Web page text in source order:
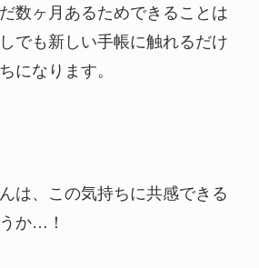
数ヶ月あるためできることは
でも新しい手帳に触れるだけ
になります。
は、この気持ちに共感できる
か…！